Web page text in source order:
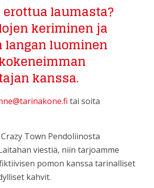
laumasta?
keriminen ja
langan luominen
kanssa.
tai soita
Town Pendoliinosta
viestiä, niin tarjoamme
pomon kanssa tarinalliset
kahvit.